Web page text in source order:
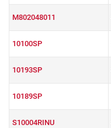
M802048011
10100SP
10193SP
10189SP
S10004RINU